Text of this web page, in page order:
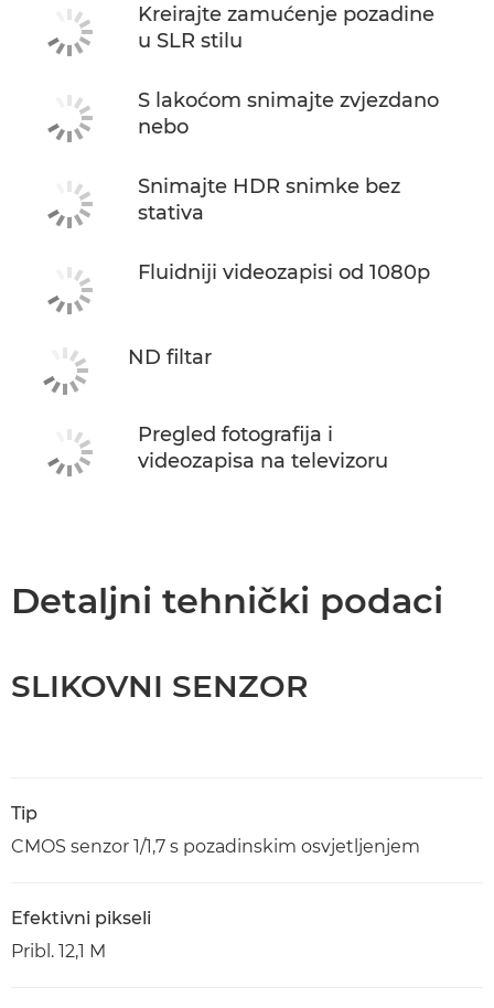
Kreirajte zamućenje pozadine
u SLR stilu
S lakoćom snimajte zvjezdano
nebo
Snimajte HDR snimke bez
stativa
Fluidniji videozapisi od 1080p
ND filtar
Pregled fotografija i
videozapisa na televizoru
Detaljni tehnički podaci
SLIKOVNI SENZOR
Tip
CMOS senzor 1/1,7 s pozadinskim osvjetljenjem
Efektivni pikseli
Pribl. 12,1 M